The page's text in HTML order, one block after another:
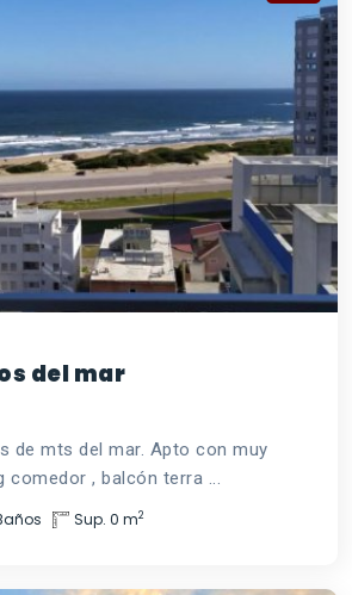
del mar
de mts del mar. Apto con muy
comedor , balcón terra ...
Sup. 0 m2